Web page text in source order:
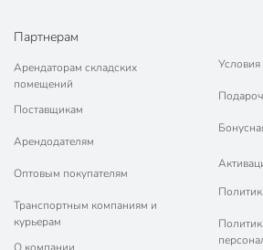
Партнерам
Арендаторам складских
помещений
Поставщикам
Арендодателям
Оптовым покупателям
Транспортным компаниям и
курьерам